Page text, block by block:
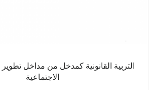
التربية القانونية كمدخل من مداخل
الاجتماعية